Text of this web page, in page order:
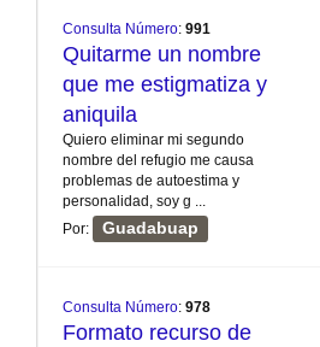
Consulta Número: 991
Quitarme un nombre
que me estigmatiza y
aniquila
Quiero eliminar mi segundo
nombre del refugio me causa
problemas de autoestima y
personalidad, soy g ...
Por:
Guadabuap
Consulta Número: 978
Formato recurso de